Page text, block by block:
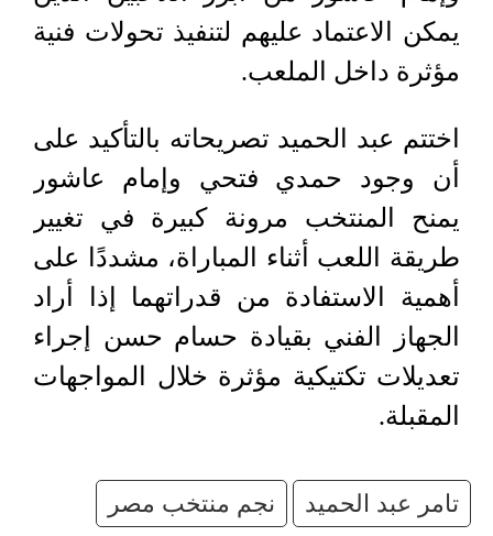
يمكن الاعتماد عليهم لتنفيذ تحولات فنية
مؤثرة داخل الملعب.
اختتم عبد الحميد تصريحاته بالتأكيد على
أن وجود حمدي فتحي وإمام عاشور
يمنح المنتخب مرونة كبيرة في تغيير
طريقة اللعب أثناء المباراة، مشددًا على
أهمية الاستفادة من قدراتهما إذا أراد
الجهاز الفني بقيادة حسام حسن إجراء
تعديلات تكتيكية مؤثرة خلال المواجهات
المقبلة.
تامر عبد الحميد نجم منتخب مصر